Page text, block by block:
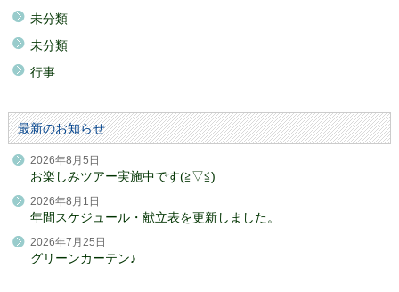
未分類
未分類
行事
最新のお知らせ
2026年8月5日
お楽しみツアー実施中です(≧▽≦)
2026年8月1日
年間スケジュール・献立表を更新しました。
2026年7月25日
グリーンカーテン♪